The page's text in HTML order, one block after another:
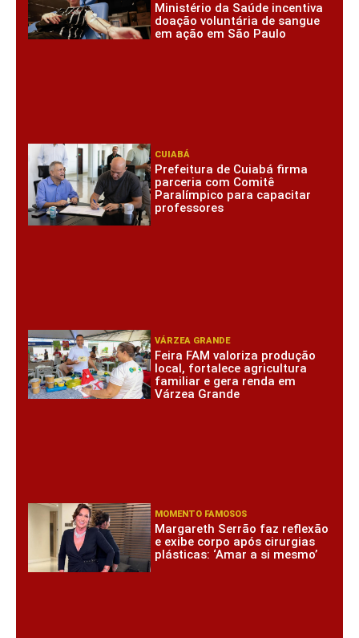
Ministério da Saúde incentiva
doação voluntária de sangue
em ação em São Paulo
CUIABÁ
Prefeitura de Cuiabá firma
parceria com Comitê
Paralímpico para capacitar
professores
VÁRZEA GRANDE
Feira FAM valoriza produção
local, fortalece agricultura
familiar e gera renda em
Várzea Grande
MOMENTO FAMOSOS
Margareth Serrão faz reflexão
e exibe corpo após cirurgias
plásticas: ‘Amar a si mesmo’